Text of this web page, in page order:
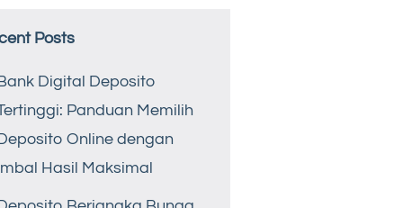
Posts
Digital Deposito
Panduan Memilih
Online dengan
Hasil Maksimal